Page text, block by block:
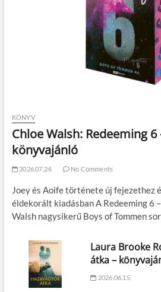
KÖNYV
Chloe Walsh: Redeeming
könyvajánló
2026.07.24. No Comments
Joey és Aoife története új fejezethez
éldekorált kiadásban A Redeeming 6
Walsh nagysikerű Boys of Tommen
Laura Brooke
átka –
2026.06.15.